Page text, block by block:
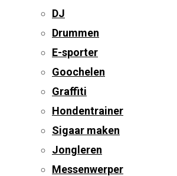
DJ
Drummen
E-sporter
Goochelen
Graffiti
Hondentrainer
Sigaar maken
Jongleren
Messenwerper